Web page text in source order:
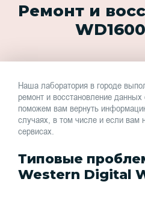
Ремонт и
Наша лаборатория в городе
ремонт и восстановление
поможем вам вернуть
случаях, в том числе и если вам
сервисах.
Типовые
Western Digital